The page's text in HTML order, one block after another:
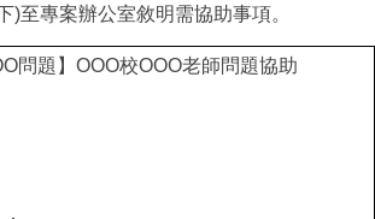
)至專案辦公室敘明需協助事項。
問題】OOO校OOO老師問題協助